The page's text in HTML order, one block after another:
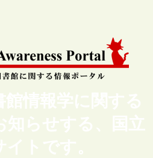
館情報学に関する
知らせする、国立
トです。